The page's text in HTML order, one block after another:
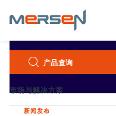
Skip
to
content
市场与解决方案
产品查询
集团
新闻发布